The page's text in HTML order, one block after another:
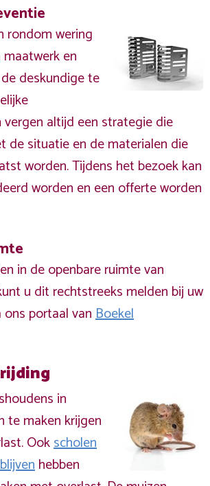
rondom wering
en
deskundige te
vergen altijd een strategie die
de situatie en de materialen die
worden. Tijdens het bezoek kan
worden en een offerte worden
in de openbare ruimte van
u dit rechtstreeks melden bij uw
portaal vanBoekel
in
te maken krijgen
Ookscholen
hebben